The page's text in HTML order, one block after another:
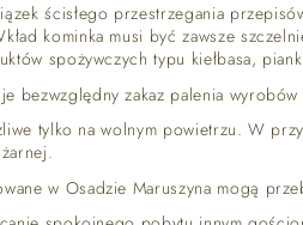
ścisłego przestrzegania
kominka musi być zawsze
spożywczych typu kiełbasa,
bezwzględny zakaz palenia
tylko na wolnym powietrzu. W
w Osadzie Maruszyna mogą